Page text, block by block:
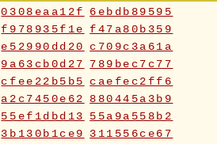
0308eaa12f
6ebdb89595
f978935f1e
f47a80b359
e52990dd20
c709c3a61a
9a63cb0d27
789bec7c77
cfee22b5b5
caefec2ff6
a2c7450e62
880445a3b9
55ef1dbd13
55a9a558b2
3b130b1ce9
311556ce67